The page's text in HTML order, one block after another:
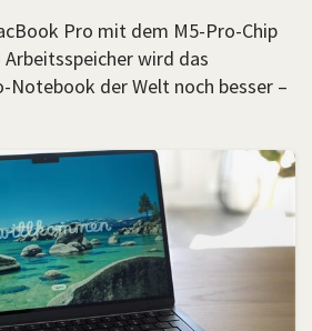
Pro mit dem M5-Pro-Chip
Arbeitsspeicher wird das
der Welt noch besser –